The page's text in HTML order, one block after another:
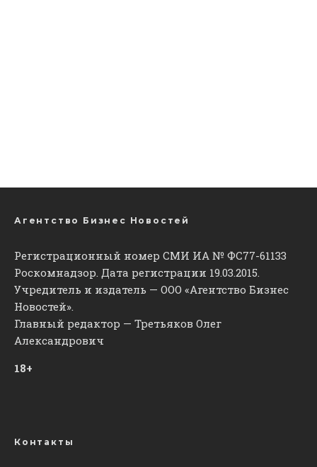
Агентство Бизнес Новостей
Регистрационный номер СМИ ИА № ФС77-61133
Роскомнадзор. Дата регистрации 19.03.2015.
Учредитель и издатель — ООО «Агентство Бизнес
Новостей».
Главный редактор — Третьяков Олег
Александрович
18+
Контакты